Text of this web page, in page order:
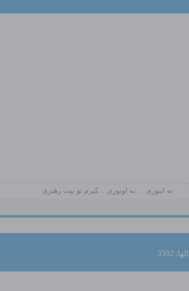
نه اینوری ... نه اونوری ...کیرم تو بیت رهبری
3592